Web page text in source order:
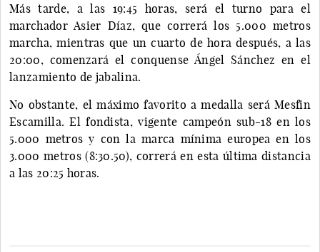
Más tarde, a las 19:45 horas, será el turno para el
marchador Asier Díaz, que correrá los 5.000 metros
marcha, mientras que un cuarto de hora después, a las
20:00, comenzará el conquense Ángel Sánchez en el
lanzamiento de jabalina.
No obstante, el máximo favorito a medalla será Mesfin
Escamilla. El fondista, vigente campeón sub-18 en los
5.000 metros y con la marca mínima europea en los
3.000 metros (8:30.50), correrá en esta última distancia
a las 20:25 horas.